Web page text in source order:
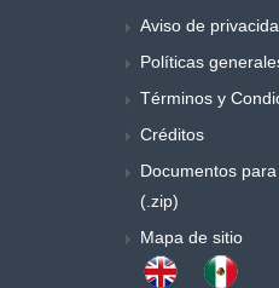
Aviso de
Políticas
Términos y
Créditos
Documentos
(.zip)
Mapa de sitio